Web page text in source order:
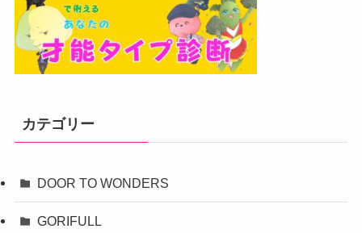
カテゴリー
DOOR TO WONDERS
GORIFULL